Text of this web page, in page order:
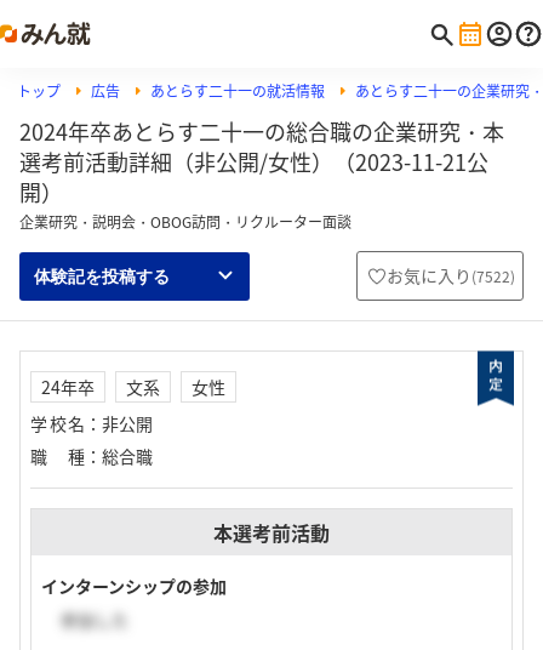
トップ 広告 あとらす二十一の就活情報 あとらす二十一の企業研究
2024年卒あとらす二十一の総合職の企業研究・本
選考前活動詳細（非公開/女性）（2023-11-21公
開）
企業研究・説明会・OBOG訪問・リクルーター面談
体験記を投稿する お気に入り (7522)
24年卒 文系
女性
学校名 ： 非公開
職種 ： 総合職
本選考前活動
インターンシップの参加
参加した